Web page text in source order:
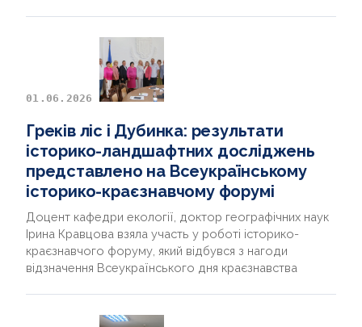
01.06.2026
Греків ліс і Дубинка: результати
історико-ландшафтних досліджень
представлено на Всеукраїнському
історико-краєзнавчому форумі
Доцент кафедри екології, доктор географічних наук
Ірина Кравцова взяла участь у роботі історико-
краєзнавчого форуму, який відбувся з нагоди
відзначення Всеукраїнського дня краєзнавства